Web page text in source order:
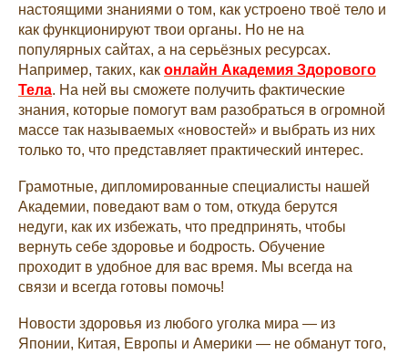
настоящими знаниями о том, как устроено твоё тело и
как функционируют твои органы. Но не на
популярных сайтах, а на серьёзных ресурсах.
Например, таких, как онлайн Академия Здорового
Тела. На ней вы сможете получить фактические
знания, которые помогут вам разобраться в огромной
массе так называемых «новостей» и выбрать из них
только то, что представляет практический интерес.
Грамотные, дипломированные специалисты нашей
Академии, поведают вам о том, откуда берутся
недуги, как их избежать, что предпринять, чтобы
вернуть себе здоровье и бодрость. Обучение
проходит в удобное для вас время. Мы всегда на
связи и всегда готовы помочь!
Новости здоровья из любого уголка мира — из
Японии, Китая, Европы и Америки — не обманут того,